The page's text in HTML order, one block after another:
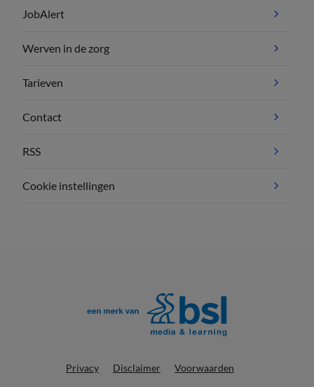
JobAlert
Werven in de zorg
Tarieven
Contact
RSS
Cookie instellingen
Privacy Disclaimer Voorwaarden